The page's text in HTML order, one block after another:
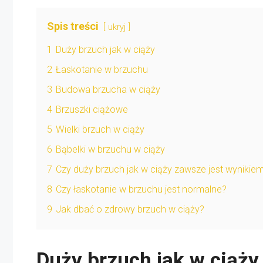
Spis treści ukryj
1 Duży brzuch jak w ciąży
2 Łaskotanie w brzuchu
3 Budowa brzucha w ciąży
4 Brzuszki ciążowe
5 Wielki brzuch w ciąży
6 Bąbelki w brzuchu w ciąży
7 Czy duży brzuch jak w ciąży zawsze jest
8 Czy łaskotanie w brzuchu jest normalne?
9 Jak dbać o zdrowy brzuch w ciąży?